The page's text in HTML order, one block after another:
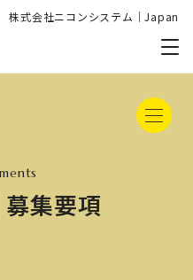
株式会社ニコンシステム｜Japan
メ
集要項